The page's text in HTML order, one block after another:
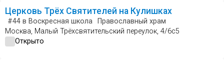
Церковь Трёх Святителей на Кулишках
#44 в Воскресная школа
Православный храм
Москва, Малый Трёхсвятительский переулок, 4/6с5
Открыто